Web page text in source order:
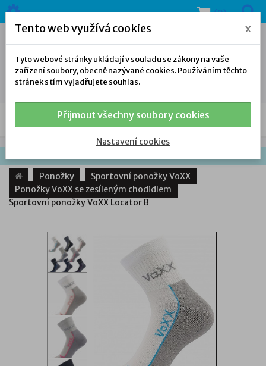
(0)
NAŠE NABÍDKA
Ponožky
Sportovní ponožky VoXX
Ponožky VoXX se zesíleným chodidlem
Sportovní ponožky VoXX Locator B
Tento web využívá cookies x
Tyto webové stránky ukládají v souladu se zákony na vaše
zařízení soubory, obecně nazývané cookies. Používáním těchto
stránek s tím vyjadřujete souhlas.
Přijmout všechny soubory cookies
Nastavení cookies